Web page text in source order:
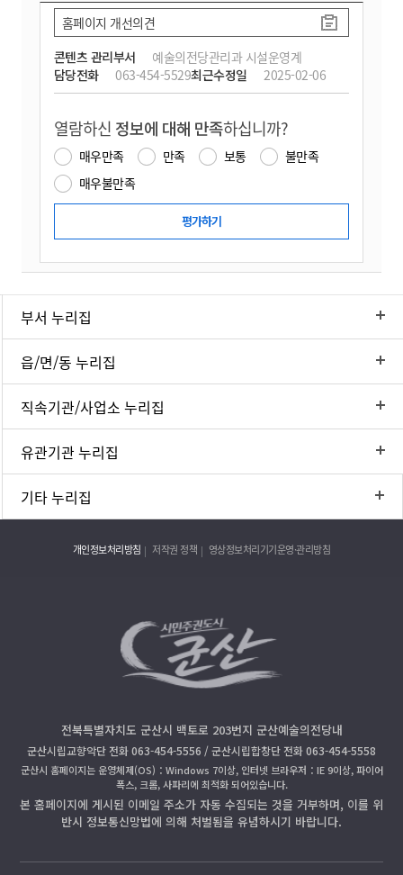
콘텐츠 관리부서
예술의전당관리과 시설운영계
담당전화
063-454-5529최근수정일 2025-02-06
홈페이지 개선의견
열람하신 정보에 대해 만족하십니까?
매우만족 만족 보통
불만족
매우불만족
부서 누리집
읍/면/동 누리집
직속기관/사업소 누리집
유관기관 누리집
기타 누리집
개인정보처리방침 저작권 정책 영상정보처리기기운영·관리방침
전북특별자치도 군산시 백토로 203번지 군산예술의전당내
군산시립교향악단 전화 063-454-5556 / 군산시립합창단 전화 063-454-5558
군산시 홈페이지는 운영체제(OS)：Windows 7이상, 인터넷 브라우저：IE 9이상, 파이어
폭스, 크롬, 사파리에 최적화 되어있습니다.
본 홈페이지에 게시된 이메일 주소가 자동 수집되는 것을 거부하며, 이를 위
반시 정보통신망법에 의해 처벌됨을 유념하시기 바랍니다.